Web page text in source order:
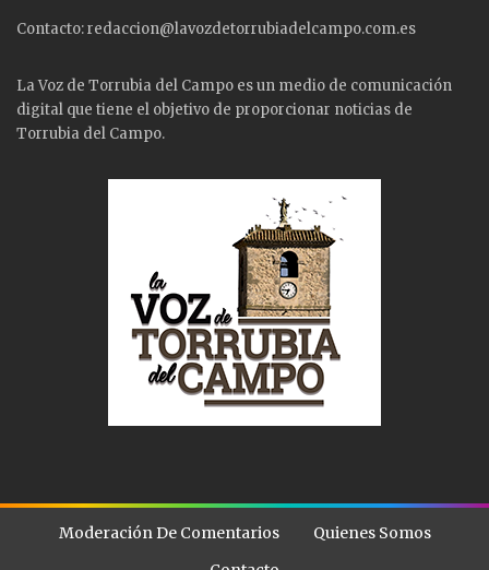
Contacto: redaccion@lavozdetorrubiadelcampo.com.es
La Voz de Torrubia del Campo es un medio de comunicación
digital que tiene el objetivo de proporcionar noticias de
Torrubia del Campo.
Moderación De Comentarios
Quienes Somos